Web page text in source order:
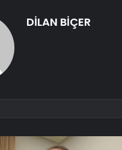
DİLAN BİÇER